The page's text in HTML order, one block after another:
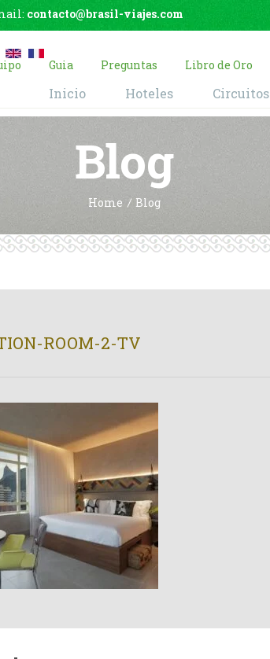
contacto@brasil-viajes.com
Guia Preguntas Libro de Oro
Inicio Hoteles Circuitos
Blog
Home Blog
ROOM-2-TV